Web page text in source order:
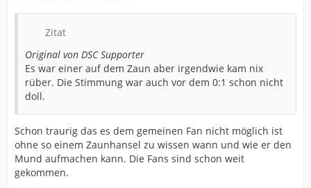
PattyG
Zitat
Original von DSC Supporter
Es war einer auf dem Zaun aber irgendwie kam nix
rüber. Die Stimmung war auch vor dem 0:1 schon nicht
doll.
Schon traurig das es dem gemeinen Fan nicht möglich ist
ohne so einem Zaunhansel zu wissen wann und wie er den
Mund aufmachen kann. Die Fans sind schon weit
gekommen.